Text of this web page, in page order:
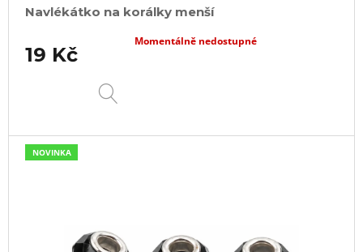
Navlékátko na korálky menší
19 Kč
Momentálně nedostupné
NOVINKA